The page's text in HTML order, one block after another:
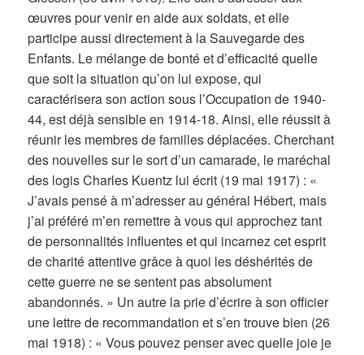
œuvres pour venir en aide aux soldats, et elle
participe aussi directement à la Sauvegarde des
Enfants. Le mélange de bonté et d’efficacité quelle
que soit la situation qu’on lui expose, qui
caractérisera son action sous l’Occupation de 1940-
44, est déjà sensible en 1914-18. Ainsi, elle réussit à
réunir les membres de familles déplacées. Cherchant
des nouvelles sur le sort d’un camarade, le maréchal
des logis Charles Kuentz lui écrit (19 mai 1917) : «
J’avais pensé à m’adresser au général Hébert, mais
j’ai préféré m’en remettre à vous qui approchez tant
de personnalités influentes et qui incarnez cet esprit
de charité attentive grâce à quoi les déshérités de
cette guerre ne se sentent pas absolument
abandonnés. » Un autre la prie d’écrire à son officier
une lettre de recommandation et s’en trouve bien (26
mai 1918) : « Vous pouvez penser avec quelle joie je